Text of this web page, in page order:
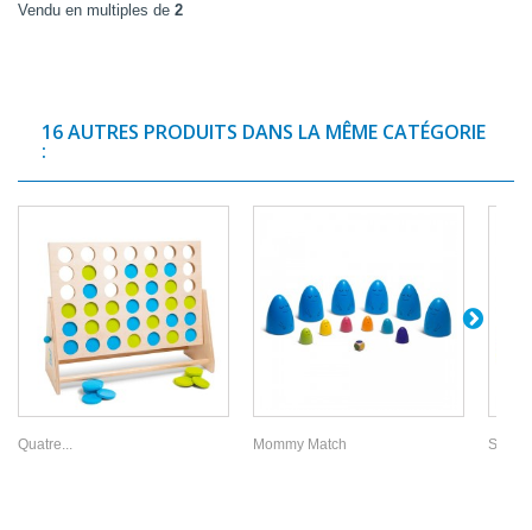
Vendu en multiples de 2
16 AUTRES PRODUITS DANS LA MÊME CATÉGORIE
:
Quatre... Mommy Match Sons